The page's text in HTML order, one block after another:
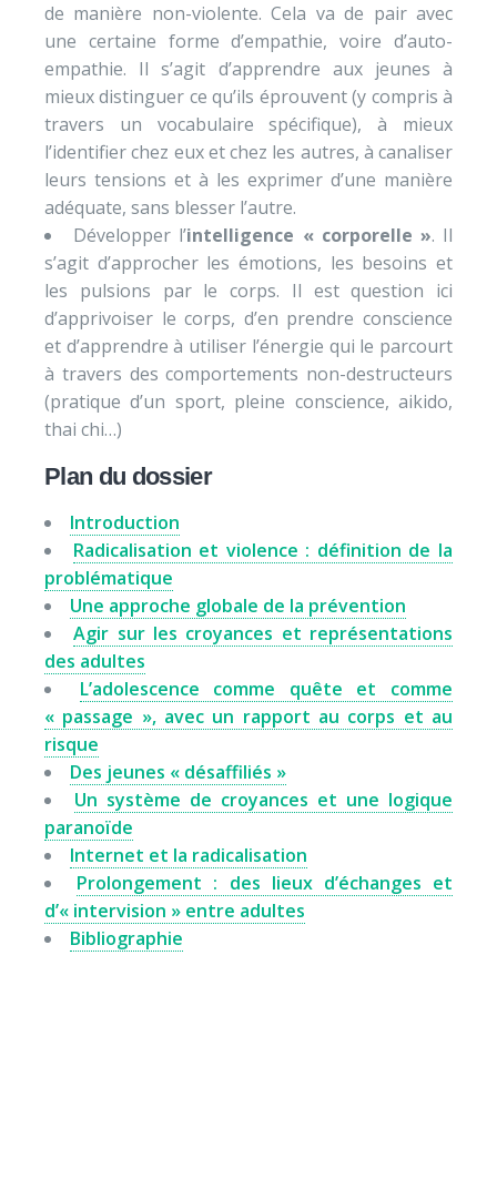
de manière non-violente. Cela va de pair avec
une certaine forme d’empathie, voire d’auto-
empathie. Il s’agit d’apprendre aux jeunes à
mieux distinguer ce qu’ils éprouvent (y compris à
travers un vocabulaire spécifique), à mieux
l’identifier chez eux et chez les autres, à canaliser
leurs tensions et à les exprimer d’une manière
adéquate, sans blesser l’autre.
Développer l’intelligence « corporelle ». Il
s’agit d’approcher les émotions, les besoins et
les pulsions par le corps. Il est question ici
d’apprivoiser le corps, d’en prendre conscience
et d’apprendre à utiliser l’énergie qui le parcourt
à travers des comportements non-destructeurs
(pratique d’un sport, pleine conscience, aikido,
thai chi…)
Plan du dossier
Introduction
Radicalisation et violence : définition de la
problématique
Une approche globale de la prévention
Agir sur les croyances et représentations
des adultes
L’adolescence comme quête et comme
« passage », avec un rapport au corps et au
risque
Des jeunes « désaffiliés »
Un système de croyances et une logique
paranoïde
Internet et la radicalisation
Prolongement : des lieux d’échanges et
d’« intervision » entre adultes
Bibliographie